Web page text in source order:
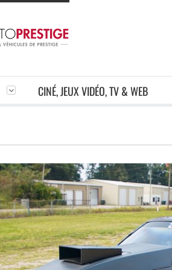
CINÉ, JEUX VIDÉO, TV & WEB